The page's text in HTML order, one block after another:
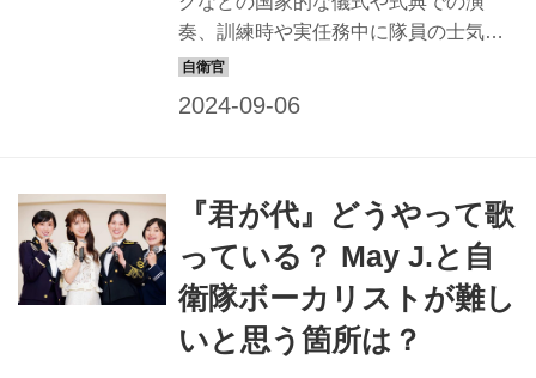
ような教育と訓練を受けるのだろう
か？そして...
奏、訓練時や実任務中に隊員の士気を
高揚させるための演奏をしたり、一般
32部隊ある。 自衛隊音楽隊は実にさま
ざまな活動をしている。民間のプロ・
オーケストラに引けをとらない数のコ
ンサートをこなし、自衛官としての訓
練を行い、災害が起きれば派遣活動を
する。 音楽家である前に、国を守る自
『君が代』どうやって歌
っている？ May J.と自
衛隊ボーカリストが難し
いと思う箇所は？